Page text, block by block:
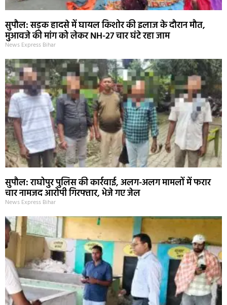
सुपौल: सड़क हादसे में घायल किशोर की इलाज के दौरान मौत,
मुआवजे की मांग को लेकर NH-27 चार घंटे रहा जाम
News Express Bihar
सुपौल: राघोपुर पुलिस की कार्रवाई, अलग-अलग मामलों में फरार
चार नामजद आरोपी गिरफ्तार, भेजे गए जेल
News Express Bihar